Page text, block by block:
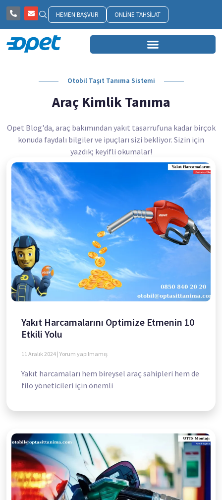
HEMEN BAŞVUR ONLINE TAHSILAT
Otobil Taşıt Tanıma Sistemi
Araç Kimlik Tanıma
Opet Blog'da, araç bakımından yakıt tasarrufuna kadar birçok
konuda faydalı bilgiler ve ipuçları sizi bekliyor. Sizin için
yazdık; keyifli okumalar!
Yakıt Harcamalarını Optimize Etmenin 10
Etkili Yolu
11 Aralık 2024 Yorum yapılmamış
Yakıt harcamaları hem bireysel araç sahipleri hem de
filo yöneticileri için önemli